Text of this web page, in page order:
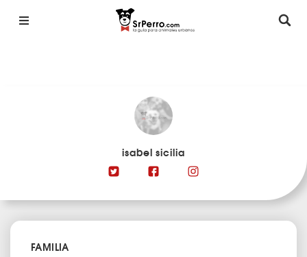
isabel sicilia
FAMILIA